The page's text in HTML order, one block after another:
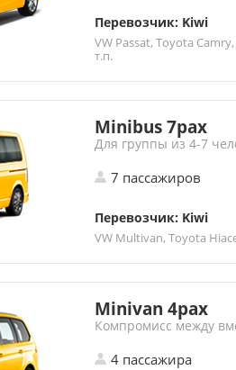
Перевозчик: Kiwi
VW Passat, Toyota
т.п.
Minibus 7pax
Для группы из 4-7
7 пассажиров
Перевозчик: Kiwi
VW Multivan, Toyota
Minivan 4pax
Компромисс между
4 пассажира